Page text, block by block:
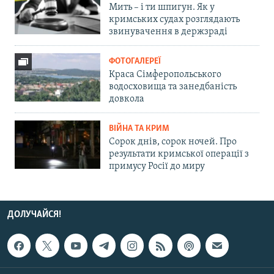
Мить – і ти шпигун. Як у
кримських судах розглядають
звинувачення в держзраді
ФОТОГАЛЕРЕЇ
Краса Сімферопольського
водосховища та занедбаність
довкола
ВІЙНА ТА КРИМ
Сорок днів, сорок ночей. Про
результати кримської операції з
примусу Росії до миру
ДОЛУЧАЙСЯ!